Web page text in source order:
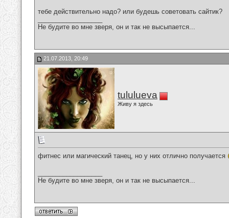
тебе действительно надо? или будешь советовать сайтик?
Не будите во мне зверя, он и так не высыпается...
21.07.2013, 20:49
tululueva
Живу я здесь
фитнес или магический танец, но у них отлично получается
Не будите во мне зверя, он и так не высыпается...